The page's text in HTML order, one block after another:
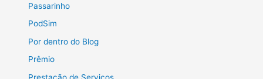
Passarinho
PodSim
Por dentro do Blog
Prêmio
Prestação de Serviços